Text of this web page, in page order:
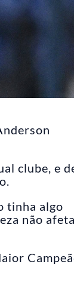
clube, e
tinha algo
não afeta